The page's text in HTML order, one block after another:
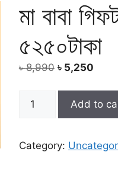
মা বাবা
৫২৫০টাকা
৳8,990 Original
৳ 8,990.
৳ 5,250
৳
বক্স
Add to
Category: